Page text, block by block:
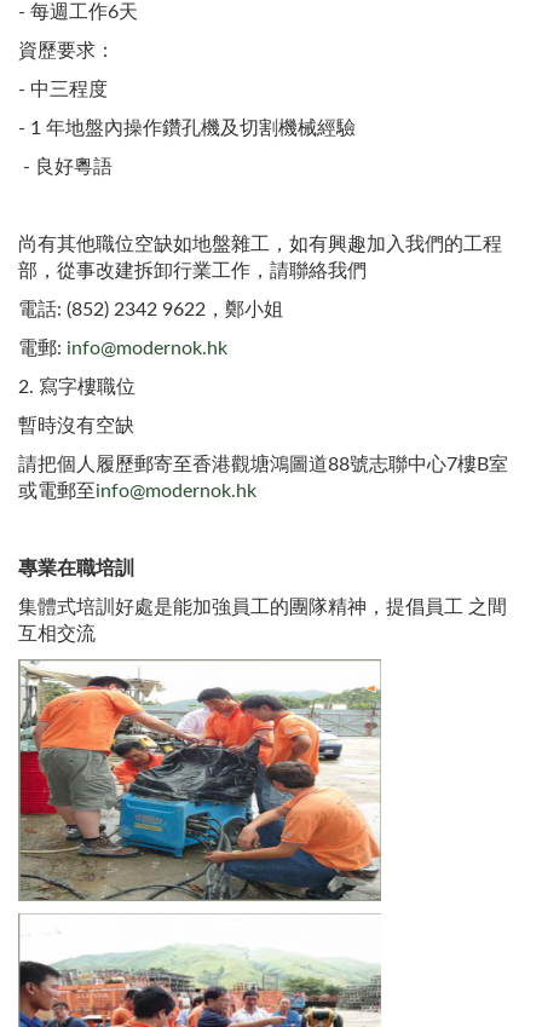
- 每週工作6天
資歷要求：
- 中三程度
- 1 年地盤內操作鑽孔機及切割機械經驗
- 良好粵語
尚有其他職位空缺如地盤雜工，如有興趣加入我們的工程
部，從事改建拆卸行業工作，請聯絡我們
電話: (852) 2342 9622，鄭小姐
電郵: info@modernok.hk
2. 寫字樓職位
暫時沒有空缺
請把個人履歷郵寄至香港觀塘鴻圖道88號志聯中心7樓B室
或電郵至info@modernok.hk
專業在職培訓
集體式培訓好處是能加強員工的團隊精神，提倡員工 之間
互相交流